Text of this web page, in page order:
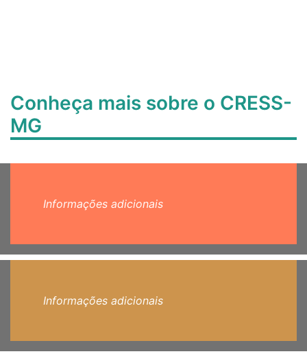
Conheça mais sobre o CRESS-
MG
Informações adicionais
Informações adicionais